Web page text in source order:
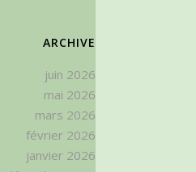
ARCHIVE
juin 2026
mai 2026
mars 2026
février 2026
janvier 2026